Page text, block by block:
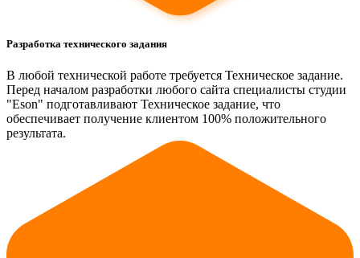
Разработка технического задания
В любой технической работе требуется Техническое задание.
Перед началом разработки любого сайта специалисты студии
"Eson" подготавливают Техническое задание, что
обеспечивает получение клиентом 100% положительного
результата.